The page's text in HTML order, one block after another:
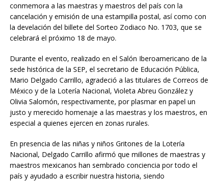
conmemora a las maestras y maestros del país con la
cancelación y emisión de una estampilla postal, así como con
la develación del billete del Sorteo Zodiaco No. 1703, que se
celebrará el próximo 18 de mayo.
Durante el evento, realizado en el Salón Iberoamericano de la
sede histórica de la SEP, el secretario de Educación Pública,
Mario Delgado Carrillo, agradeció a las titulares de Correos de
México y de la Lotería Nacional, Violeta Abreu González y
Olivia Salomón, respectivamente, por plasmar en papel un
justo y merecido homenaje a las maestras y los maestros, en
especial a quienes ejercen en zonas rurales.
En presencia de las niñas y niños Gritones de la Lotería
Nacional, Delgado Carrillo afirmó que millones de maestras y
maestros mexicanos han sembrado conciencia por todo el
país y ayudado a escribir nuestra historia, siendo